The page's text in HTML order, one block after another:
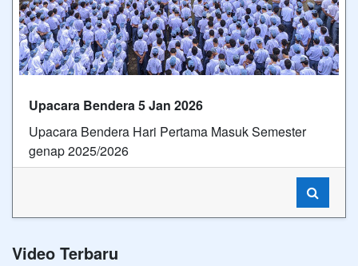
Upacara Bendera 5 Jan 2026
Upacara Bendera Hari Pertama Masuk Semester
genap 2025/2026
Video Terbaru